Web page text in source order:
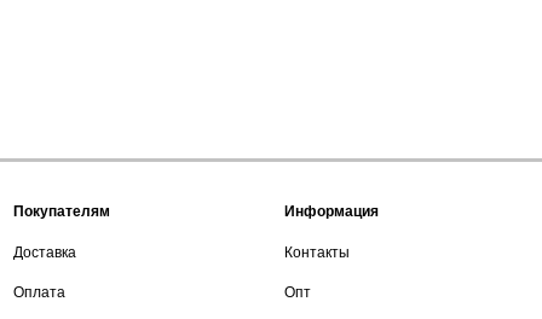
Покупателям
Доставка
Оплата
Информация
Контакты
Опт